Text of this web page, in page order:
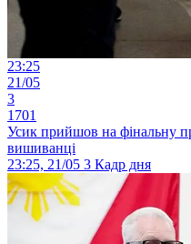
23:25
21/05
3
1701
Усик прийшов на фінальну
вишиванці
23:25, 21/05 3 Кадр дня